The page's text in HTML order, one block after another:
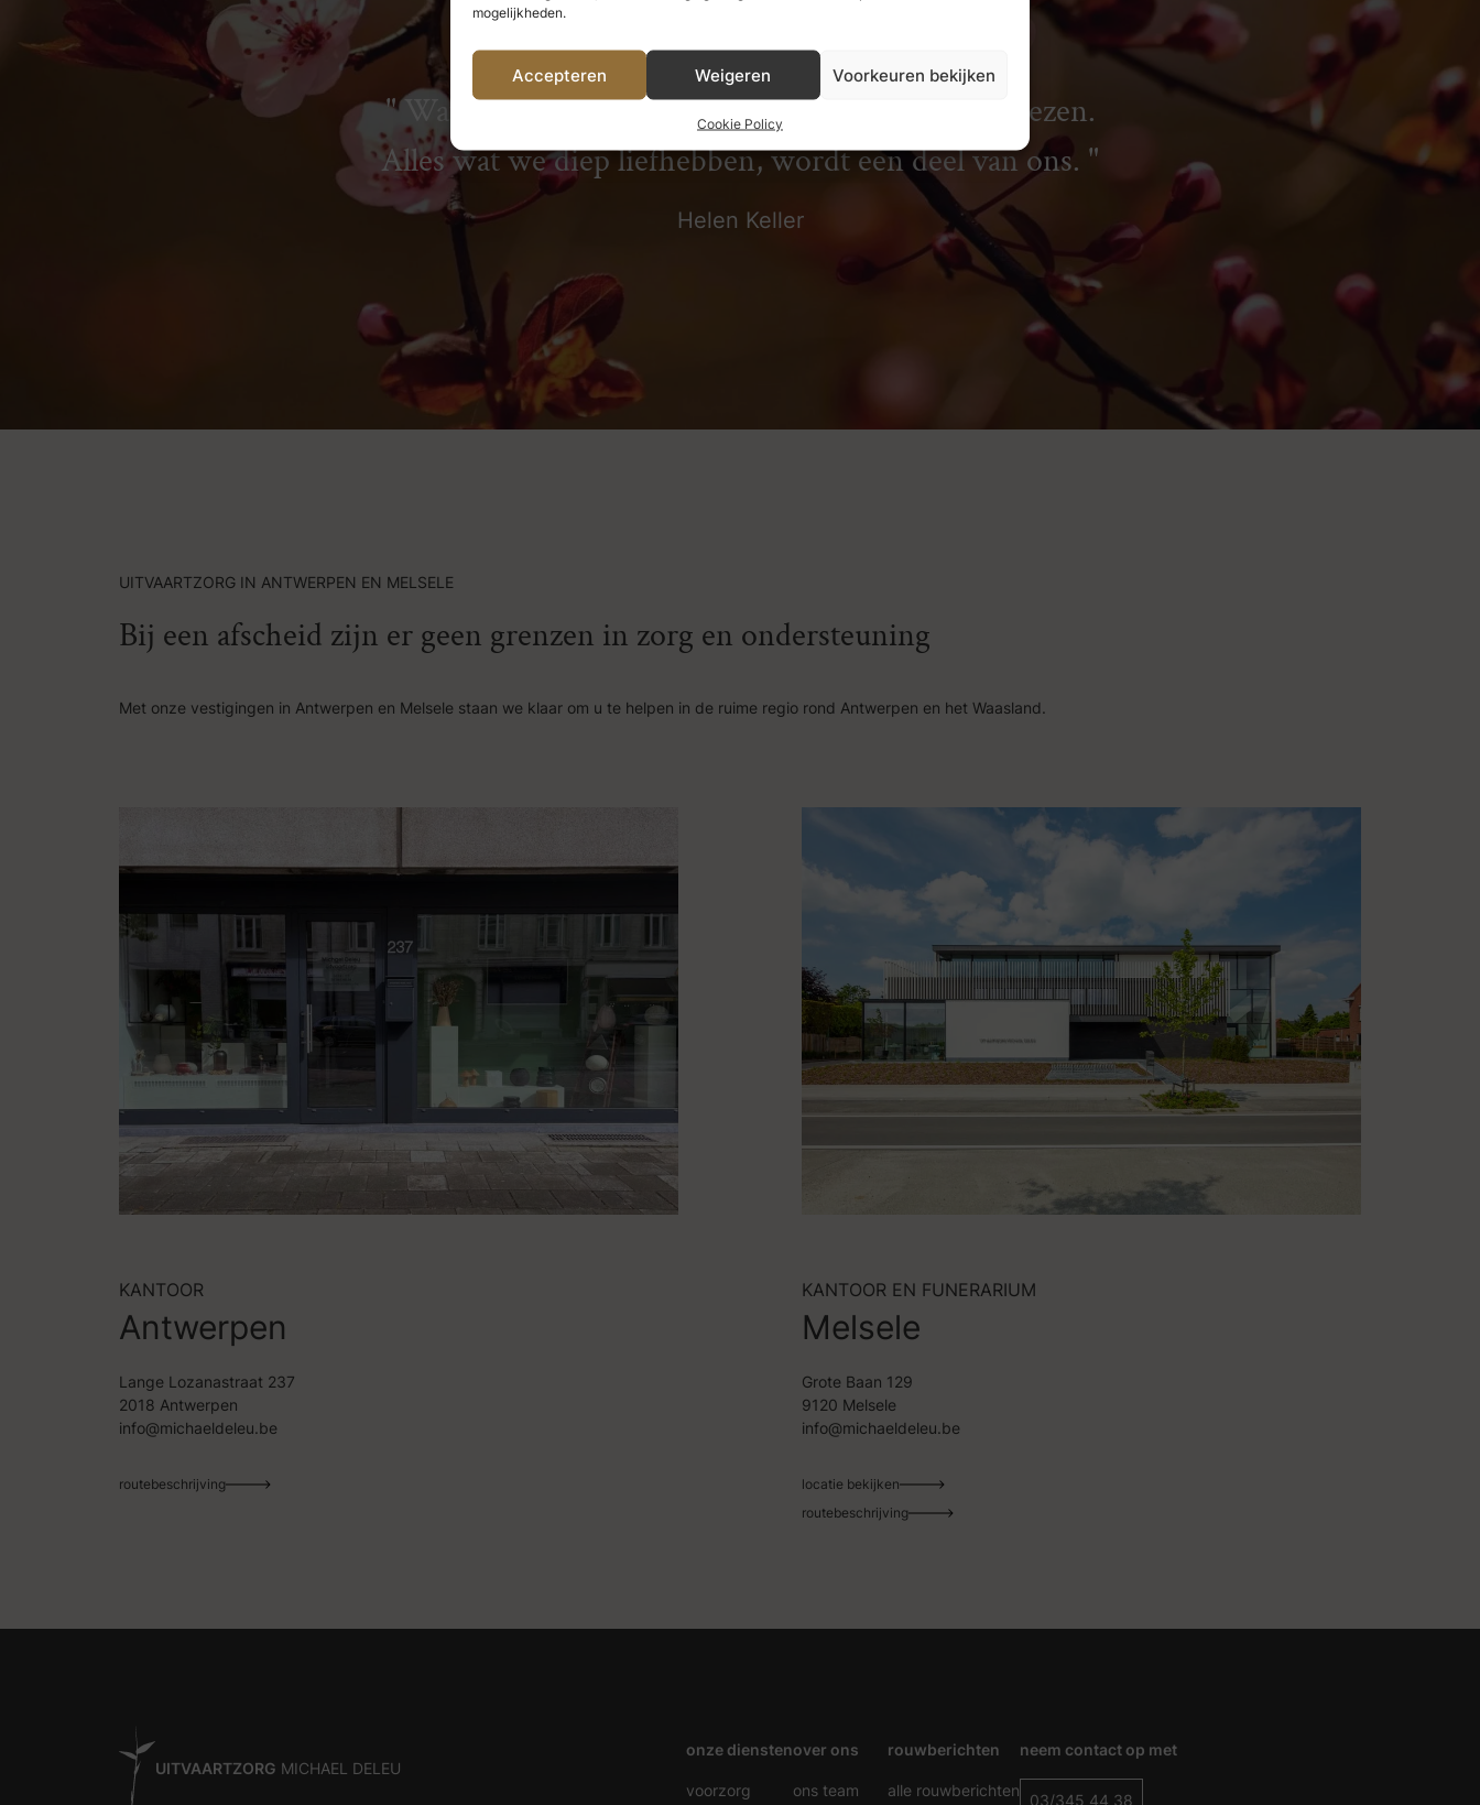
mogelijkheden.
Accepteren Weigeren Voorkeuren bekijken
Cookie Policy
Wat we hebben genoten, kunnen we nooit verliezen.
Alles wat we diep liefhebben, wordt een deel van ons.
Helen Keller
UITVAARTZORG IN ANTWERPEN EN MELSELE
Bij een afscheid zijn er geen grenzen in zorg en ondersteuning
Met onze vestigingen in Antwerpen en Melsele staan we klaar om u te helpen in de ruime regio rond Antwerpen en het Waasland.
KANTOOR
Antwerpen
Lange Lozanastraat 237
2018 Antwerpen
info@michaeldeleu.be
routebeschrijving
KANTOOR EN FUNERARIUM
Melsele
Grote Baan 129
9120 Melsele
info@michaeldeleu.be
locatie bekijken
routebeschrijving
UITVAARTZORG MICHAEL DELEU
onze diensten
voorzorg
over ons
ons team
rouwberichten
alle rouwberichten
neem contact op met
03/345 44 38